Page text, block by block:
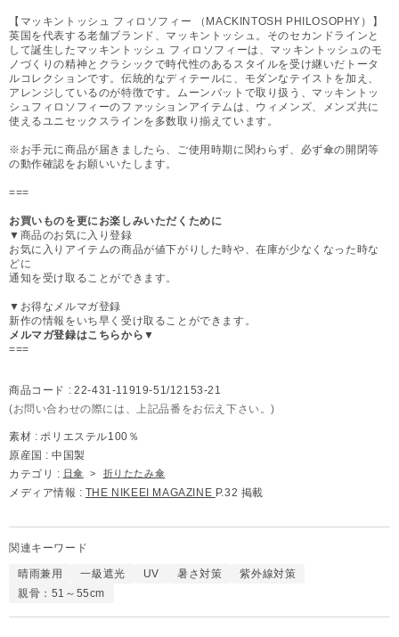
【マッキントッシュ フィロソフィー （MACKINTOSH PHILOSOPHY）】
英国を代表する老舗ブランド、マッキントッシュ。そのセカンドラインと
して誕生したマッキントッシュ フィロソフィーは、マッキントッシュのモ
ノづくりの精神とクラシックで時代性のあるスタイルを受け継いだトータ
ルコレクションです。伝統的なディテールに、モダンなテイストを加え、
アレンジしているのが特徴です。ムーンバットで取り扱う、マッキントッ
シュフィロソフィーのファッションアイテムは、ウィメンズ、メンズ共に
使えるユニセックスラインを多数取り揃えています。
※お手元に商品が届きましたら、ご使用時期に関わらず、必ず傘の開閉等
の動作確認をお願いいたします。
===
お買いものを更にお楽しみいただくために
▼商品のお気に入り登録
お気に入りアイテムの商品が値下がりした時や、在庫が少なくなった時な
どに
通知を受け取ることができます。
▼お得なメルマガ登録
新作の情報をいち早く受け取ることができます。
メルマガ登録はこちらから▼
===
商品コード : 22-431-11919-51/12153-21
(お問い合わせの際には、上記品番をお伝え下さい。)
素材 : ポリエステル100％
原産国 : 中国製
カテゴリ : 日傘 > 折りたたみ傘
メディア情報 : THE NIKEEI MAGAZINE P.32 掲載
関連キーワード
晴雨兼用 一級遮光 UV 暑さ対策
紫外線対策
親骨：51～55cm